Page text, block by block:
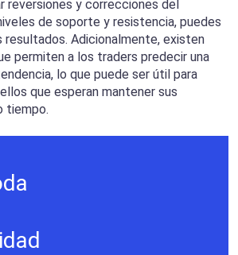
reversiones y correcciones del
de soporte y resistencia, puedes
resultados. Adicionalmente, existen
permiten a los traders predecir una
lo que puede ser útil para
que esperan mantener sus
tiempo.